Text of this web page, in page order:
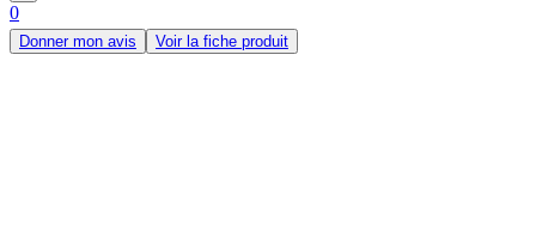
0
Donner mon avis Voir la fiche produit